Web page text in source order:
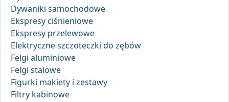
Dywaniki samochodowe
Ekspresy ciśnieniowe
Ekspresy przelewowe
Elektryczne szczoteczki do zębów
Felgi aluminiowe
Felgi stalowe
Figurki makiety i zestawy
Filtry kabinowe